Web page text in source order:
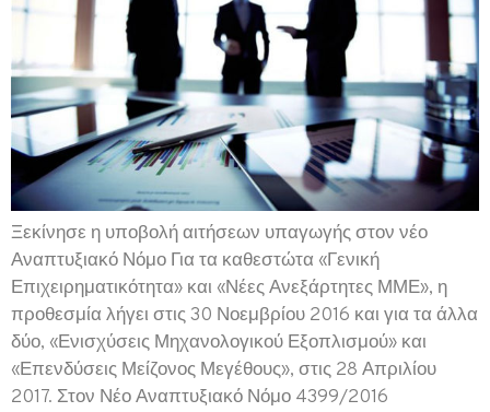
Ξεκίνησε η υποβολή αιτήσεων υπαγωγής στον νέο
Αναπτυξιακό Νόμο Για τα καθεστώτα «Γενική
Επιχειρηματικότητα» και «Νέες Ανεξάρτητες ΜΜΕ», η
προθεσμία λήγει στις 30 Νοεμβρίου 2016 και για τα άλλα
δύο, «Ενισχύσεις Μηχανολογικού Εξοπλισμού» και
«Επενδύσεις Μείζονος Μεγέθους», στις 28 Απριλίου
2017. Στον Νέο Αναπτυξιακό Νόμο 4399/2016